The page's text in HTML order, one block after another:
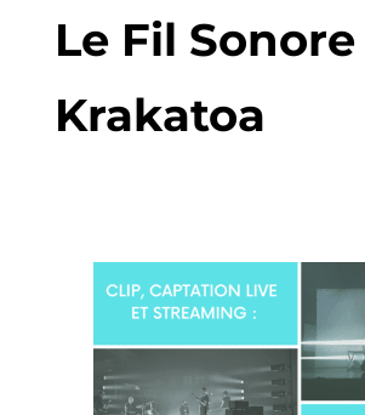
Le Fil
Krakatoa